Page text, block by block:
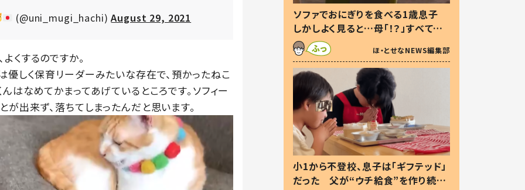
(@uni_mugi_hachi)August 29, 2021
くするのですか。
優しく保育リーダーみたいな存在で、預かったねこ
はなめてかまってあげているところです。ソフィー
が出来ず、落ちてしまったんだと思います。
ソファでおにぎりを食べる1歳息子
しかしよく見ると…母「！？」すべてを
察した母の投稿に「可愛いから許
す！」「現行犯〜」
ほ・とせなNEWS編集部
小1から不登校、息子は「ギフテッド」
だった 父が“ウチ給食”を作り続け